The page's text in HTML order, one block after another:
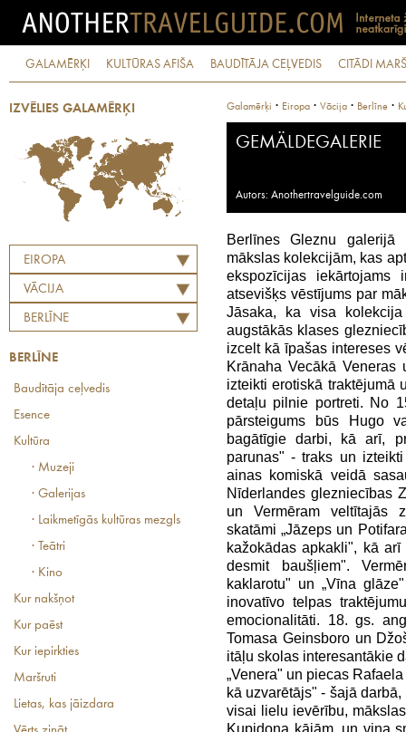
GALAMĒRĶI KULTŪRAS AFIŠA BAUDĪTĀJA CEĻVEDIS CITĀDI
IZVĒLIES GALAMĒRĶI
EIROPA
VĀCIJA
BERLĪNE
BERLĪNE
Baudītāja ceļvedis
Esence
Kultūra
· Muzeji
· Galerijas
· Laikmetīgās kultūras mezgls
· Teātri
· Kino
Kur nakšņot
Kur paēst
Kur iepirkties
Maršruti
Lietas, kas jāizdara
Galamērķi · Eiropa · Vācija · Berlīne ·
GEMÄLDEGALERIE
Autors: Anothertravelguide.com
Berlīnes Gleznu
mākslas kolekcijām, kas
ekspozīcijas
atsevišķs vēstījums par
Jāsaka, ka visa
augstākās klases
izcelt kā īpašas intereses
Krānaha Vecākā
izteikti erotiskā traktējumā
detaļu pilnie portreti. No
pārsteigums būs Hugo
bagātīgie darbi, kā arī,
parunas" - traks un
ainas komiskā veidā
Nīderlandes glezniecības
un Vermēram veltītajās
skatāmi „Jāzeps un
kažokādas apkakli", kā
desmit baušļiem".
kaklarotu" un „Vīna
inovatīvo telpas
emocionalitāti. 18. gs.
Tomasa Geinsboro un
itāļu skolas interesantākie
„Venera" un piecas
kā uzvarētājs" - šajā
visai lielu ievērību,
Kupidona kājām, un viņa